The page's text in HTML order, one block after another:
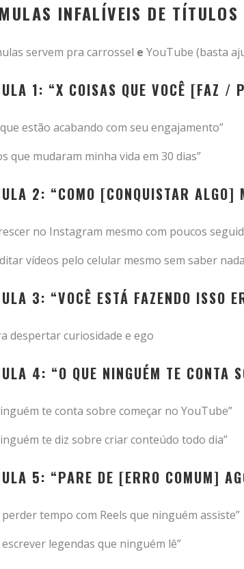
INFALÍVEIS DE TÍTULOS
servem pra carrossel e YouTube (basta
1: “X COISAS QUE VOCÊ [FAZ /
estão acabando com seu engajamento”
que mudaram minha vida em 30 dias”
2: “COMO [CONQUISTAR ALGO]
no Instagram mesmo com poucos
vídeos pelo celular mesmo sem saber
3: “VOCÊ ESTÁ FAZENDO ISSO
despertar curiosidade e ego
4: “O QUE NINGUÉM TE CONTA
te conta sobre começar no YouTube”
te diz sobre criar conteúdo todo dia”
5: “PARE DE [ERRO COMUM]
perder tempo com Reels que ninguém assiste”
escrever legendas que ninguém lê”